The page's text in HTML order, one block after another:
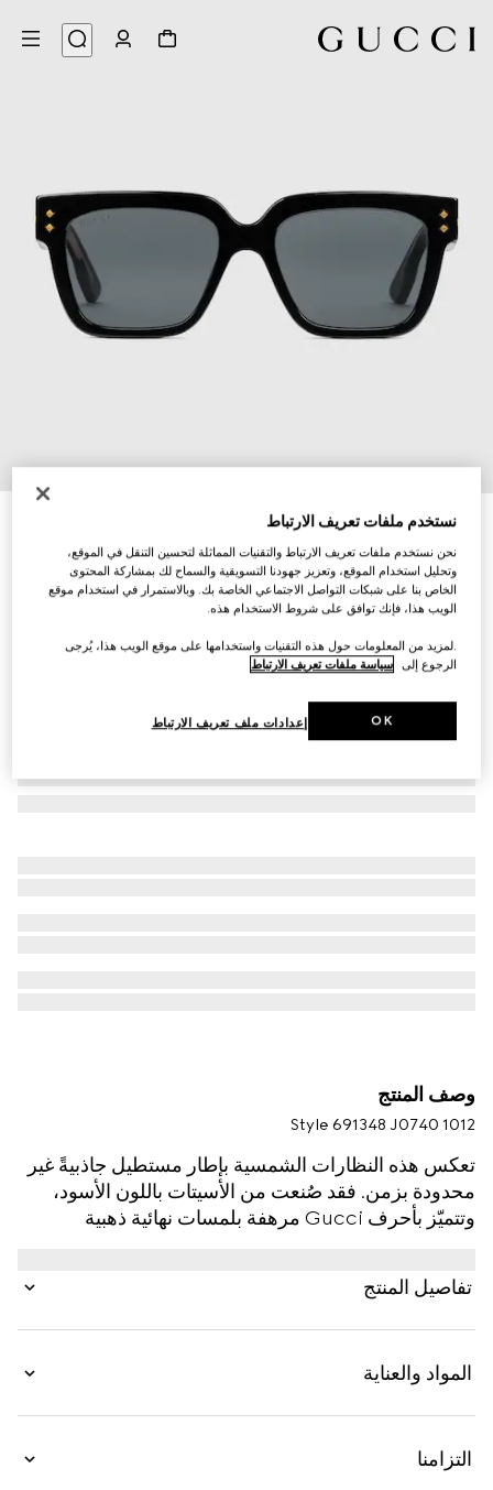
نظارات شمسية بإطار مستطيل
AED 1,975
تنويعاتأسيتات باللون الأسود
وصف المنتج
Style ‎691348 J0740 1012
تعكس هذه النظارات الشمسية بإطار مستطيل جاذبيةً غير
محدودة بزمن. فقد صُنعت من الأسيتات باللون الأسود،
وتتميّز بأحرف Gucci مرهفة بلمسات نهائية ذهبية
تفاصيل المنتج
المواد والعناية
التزامنا
نستخدم ملفات تعريف الارتباط
نحن نستخدم ملفات تعريف الارتباط والتقنيات المماثلة لتحسين التنقل في الموقع،
وتحليل استخدام الموقع، وتعزيز جهودنا التسويقية والسماح لك بمشاركة المحتوى
الخاص بنا على شبكات التواصل الاجتماعي الخاصة بك. وبالاستمرار في استخدام موقع
الويب هذا، فإنك توافق على شروط الاستخدام هذه.
.لمزيد من المعلومات حول هذه التقنيات واستخدامها على موقع الويب هذا، يُرجى
الرجوع إلى سياسة ملفات تعريف الارتباط
إعدادات ملف تعريف الارتباط OK